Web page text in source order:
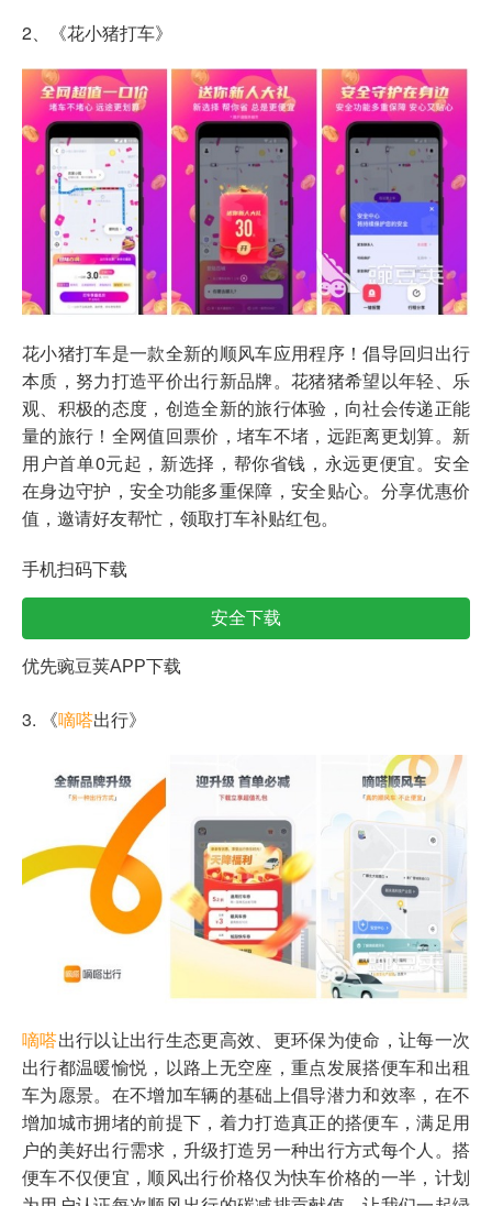
2、《花小猪打车》
花小猪打车是一款全新的顺风车应用程序！倡导回归出行
本质，努力打造平价出行新品牌。花猪猪希望以年轻、乐
观、积极的态度，创造全新的旅行体验，向社会传递正能
量的旅行！全网值回票价，堵车不堵，远距离更划算。新
用户首单0元起，新选择，帮你省钱，永远更便宜。安全
在身边守护，安全功能多重保障，安全贴心。分享优惠价
值，邀请好友帮忙，领取打车补贴红包。
手机扫码下载
安全下载
优先豌豆荚APP下载
3. 《嘀嗒出行》
嘀嗒出行以让出行生态更高效、更环保为使命，让每一次
出行都温暖愉悦，以路上无空座，重点发展搭便车和出租
车为愿景。在不增加车辆的基础上倡导潜力和效率，在不
增加城市拥堵的前提下，着力打造真正的搭便车，满足用
户的美好出行需求，升级打造另一种出行方式每个人。搭
便车不仅便宜，顺风出行价格仅为快车价格的一半，计划